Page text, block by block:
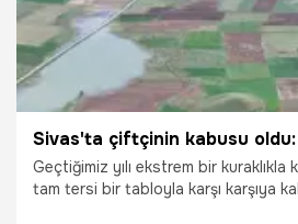
Geçtiğimiz yılı ekstrem bir
tam tersi bir tabloyla karşı karşıya